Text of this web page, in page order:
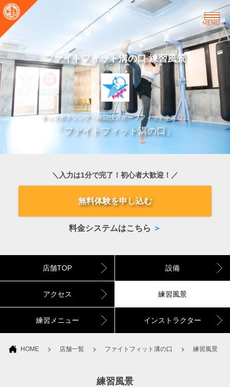
MENU
ファイトフィット溝の口 練習風景
キックボクシング・格闘技スポーツフィットネスジム
「ファイトフィット溝の口」
＼入力は1分で完了！初心者大歓迎！／
無料体験を申し込む
料金システムはこちら
店舗TOP 設備
アクセス 練習風景
練習メニュー インストラクター
HOME 店舗一覧 ファイトフィット溝の口 練習風景
練習風景